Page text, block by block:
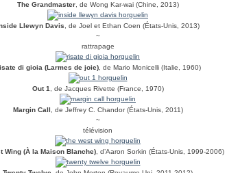
The Grandmaster, de Wong Kar-wai (Chine, 2013)
Llewyn Davis , de Joel et Ethan Coen (États-Unis, 2013)
~
rattrapage
di gioia (Larmes de joie) , de Mario Monicelli (Italie, 1960)
Out 1 , de Jacques Rivette (France, 1970)
Margin Call , de Jeffrey C. Chandor (États-Unis, 2011)
~
télévision
Wing (À la Maison Blanche), d’Aaron Sorkin (États-Unis, 1999-2006)